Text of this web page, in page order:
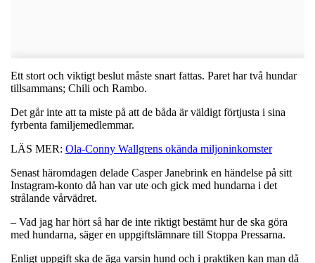
Ett stort och viktigt beslut måste snart fattas. Paret har två hundar
tillsammans; Chili och Rambo.
Det går inte att ta miste på att de båda är väldigt förtjusta i sina
fyrbenta familjemedlemmar.
LÄS MER: Ola-Conny Wallgrens okända miljoninkomster
Senast häromdagen delade Casper Janebrink en händelse på sitt
Instagram-konto då han var ute och gick med hundarna i det
strålande vårvädret.
– Vad jag har hört så har de inte riktigt bestämt hur de ska göra
med hundarna, säger en uppgiftslämnare till Stoppa Pressarna.
Enligt uppgift ska de äga varsin hund och i praktiken kan man då